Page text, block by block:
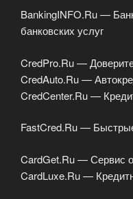
BankingINFO.Ru —
банковских услуг
CredPro.Ru —
CredAuto.Ru —
CredCenter.Ru —
FastCred.Ru —
CardGet.Ru — Сервис
CardLuxe.Ru —